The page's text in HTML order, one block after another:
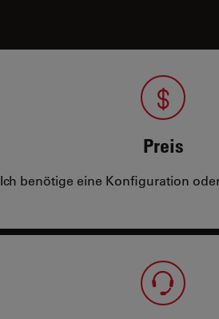
Preis
Ich benötige eine Konfiguration